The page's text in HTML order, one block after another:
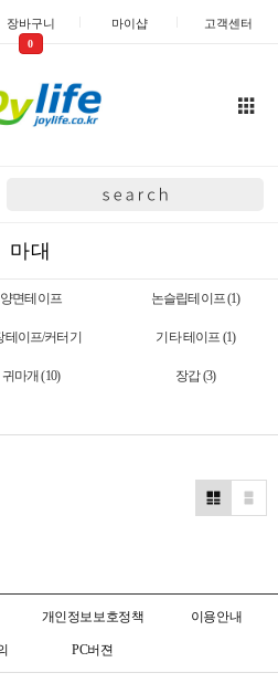
장바구니
0
마이샵 고객센터
마대
양면테이프 논슬립테이프(1)
테이프/커터기 기타 테이프 (1)
귀마개(10) 장갑(3)
개인정보보호정책 이용안내
PC버젼